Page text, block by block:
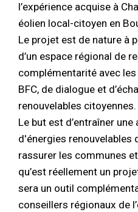
l’expérience acquise à
éolien local-citoyen en
Le projet est de nature à
d’un espace régional de
complémentarité avec
BFC, de dialogue et
renouvelables citoyennes.
Le but est d’entraîner
d'énergies renouvelables
rassurer les communes
qu’est réellement un
sera un outil
conseillers régionaux de